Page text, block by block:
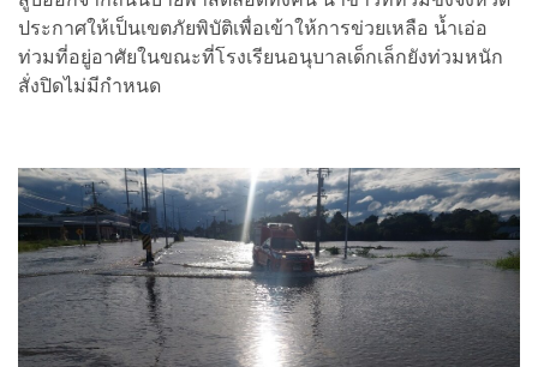
ประกาศให้เป็นเขตภัยพิบัติเพื่อเข้าให้การข่วยเหลือ น้ำเอ่อ
ท่วมที่อยู่อาศัยในขณะที่โรงเรียนอนุบาลเด็กเล็กยังท่วมหนัก
สั่งปิดไม่มีกำหนด